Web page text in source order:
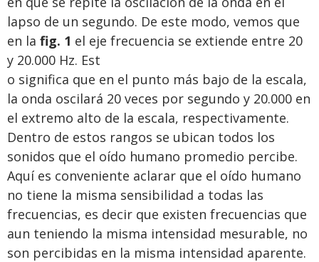
lapso de un segundo. De este modo, vemos que
en la fig. 1 el eje frecuencia se extiende entre 20
y 20.000 Hz. Est
o significa que en el punto más bajo de la escala,
la onda oscilará 20 veces por segundo y 20.000 en
el extremo alto de la escala, respectivamente.
Dentro de estos rangos se ubican todos los
sonidos que el oído humano promedio percibe.
Aquí es conveniente aclarar que el oído humano
no tiene la misma sensibilidad a todas las
frecuencias, es decir que existen frecuencias que
aun teniendo la misma intensidad mesurable, no
son percibidas en la misma intensidad aparente.